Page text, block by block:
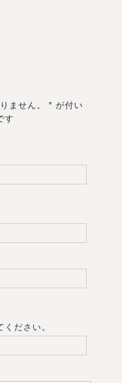
りません。* が付い
す
ださい。